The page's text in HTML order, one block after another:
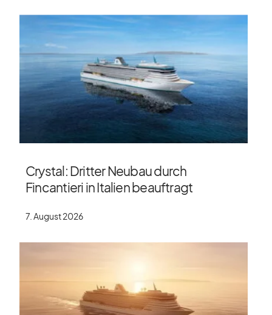
Crystal: Dritter Neubau durch
Fincantieri in Italien beauftragt
7. August 2026